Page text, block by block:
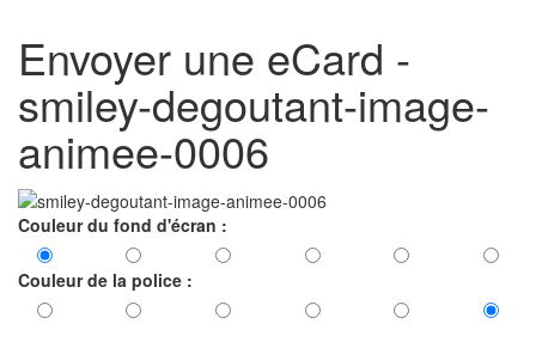
Envoyer une eCard -
smiley-degoutant-image-
animee-0006
Couleur du fond d'écran :
Couleur de la police :